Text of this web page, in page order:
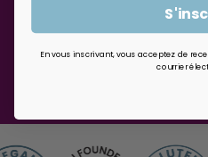
En vous inscrivant, vous acceptez de
courrier